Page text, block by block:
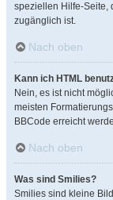
speziellen Hilfe-Seite,
zugänglich ist.
Nach oben
Kann ich HTML
Nein, es ist nicht
meisten
BBCode erreicht
Nach oben
Was sind Smilies?
Smilies sind kleine